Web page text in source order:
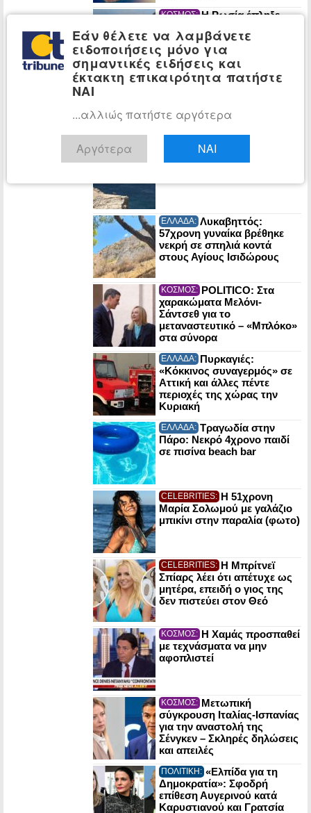
ΚΟΣΜΟΣ: Η Ρωσία έπληξε
εγκαταστάσεις που
υποστηρίζουν την Ουκρανία
σε Οδησσό και Μικολάιφ
ΚΟΣΜΟΣ: NYT: «Ψυχρός
φυσικούς πόρους στη
Ομάν: «Θετικές» οι
συνομιλίες με το Ιράν για τα
ΕΛΛΑΔΑ: Λυκαβηττός:
57χρονη γυναίκα βρέθηκε
νεκρή σε σπηλιά κοντά
στους Αγίους Ισιδώρους
ΚΟΣΜΟΣ: POLITICO: Στα
χαρακώματα Μελόνι-
Σάντσεθ για το
μεταναστευτικό – «Μπλόκο»
στα σύνορα
ΕΛΛΑΔΑ: Πυρκαγιές:
«Κόκκινος συναγερμός» σε
Αττική και άλλες πέντε
περιοχές της χώρας την
Κυριακή
ΕΛΛΑΔΑ: Τραγωδία στην
Πάρο: Νεκρό 4χρονο παιδί
σε πισίνα beach bar
CELEBRITIES: Η 51χρονη
Μαρία Σολωμού με γαλάζιο
μπικίνι στην παραλία (φωτο)
CELEBRITIES: Η Μπρίτνεϊ
Σπίαρς λέει ότι απέτυχε ως
μητέρα, επειδή ο γιος της
δεν πιστεύει στον Θεό
ΚΟΣΜΟΣ: Η Χαμάς προσπαθεί
με τεχνάσματα να μην
αφοπλιστεί
ΚΟΣΜΟΣ: Μετωπική
σύγκρουση Ιταλίας-Ισπανίας
για την αναστολή της
Σένγκεν – Σκληρές δηλώσεις
και απειλές
ΠΟΛΙΤΙΚΗ: «Ελπίδα για τη
Δημοκρατία»: Σφοδρή
επίθεση Αυγερινού κατά
Καρυστιανού και Γρατσία
Εάν θέλετε να λαμβάνετε
ειδοποιήσεις μόνο για
σημαντικές ειδήσεις και
έκτακτη επικαιρότητα πατήστε
ΝΑΙ
...αλλιώς πατήστε αργότερα
Αργότερα ΝΑΙ